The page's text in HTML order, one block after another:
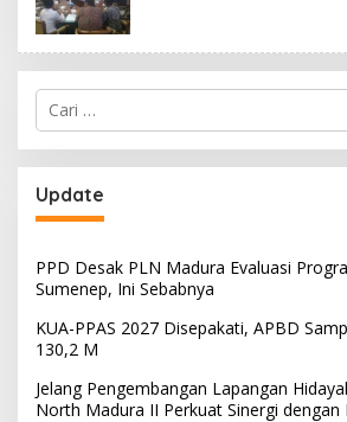
Cari
untuk:
Update
PPD Desak PLN Madura Evaluasi
Sumenep, Ini Sebabnya
KUA-PPAS 2027 Disepakati, APBD
130,2 M
Jelang Pengembangan Lapangan
North Madura II Perkuat Sinergi dengan